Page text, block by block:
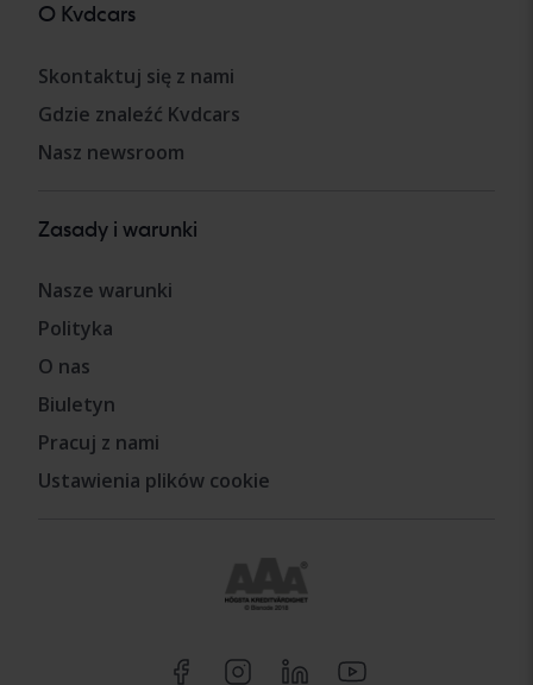
O Kvdcars
Skontaktuj się z nami
Gdzie znaleźć Kvdcars
Nasz newsroom
Zasady i warunki
Nasze warunki
Polityka
O nas
Biuletyn
Pracuj z nami
Ustawienia plików cookie